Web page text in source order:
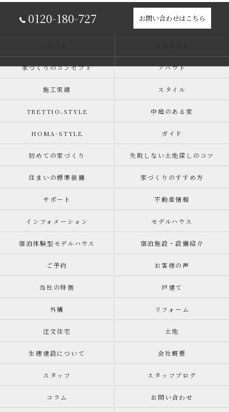
0120-180-727 お問い合わせはこちら
家づくりのコンセプト アバウト
施工実績 スタイル
TRETTIO₋STYLE 中庭のある家
HOMA-STYLE ガイド
初めての家づくり 失敗しない土地探しのコツ
住まいの標準装備 家づくりのすすめ方
サポート 不動産情報
インフォメーション モデルハウス
宿泊体験型モデルハウス 宿泊施設・設備紹介
ご予約 お客様の声
当社の特徴 戸建て
外構 リフォーム
注文住宅 土地
生穂建設について 会社概要
スタッフ スタッフブログ
コラム お問い合わせ